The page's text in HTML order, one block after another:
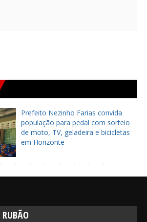
Prefeito Nezinho Farias convida
população para pedal com sorteio
de moto, TV, geladeira e bicicletas
em Horizonte